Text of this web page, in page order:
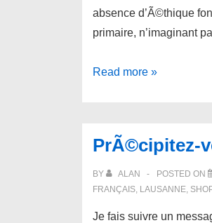
absence d’Ã©thique
primaire, n’imaginant
Club
bonheurs
du
monde
Read more »
PrÃ©cipitez-
BY ALAN POSTED ON
FRANÇAIS, LAUSANNE,
Je fais suivre un